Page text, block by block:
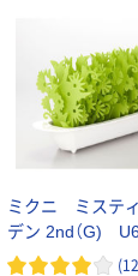
ミクニ ミステ
デン 2nd（G)
(